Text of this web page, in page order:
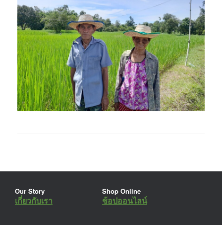
Our Story
เกี่ยวกับเรา
Shop Online
ช้อปออนไลน์